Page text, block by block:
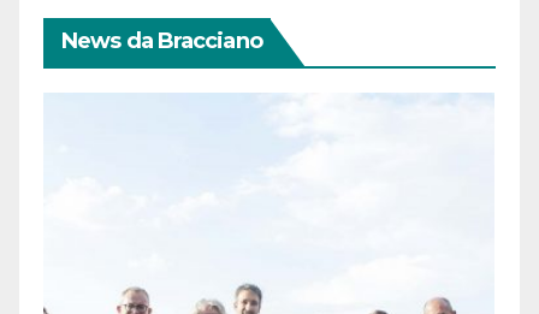
News da Bracciano